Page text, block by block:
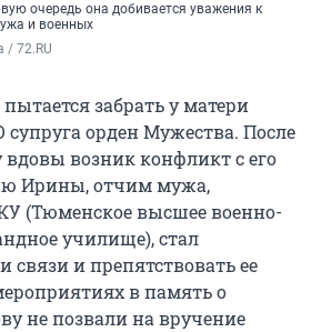
очередь она добивается уважения к
и военных
/ 72.RU
забрать у матери
орден Мужества. После
вдовы возник конфликт с его
Ирины, отчим мужа,
(Тюменское высшее военно-
училище), стал
связи и препятствовать ее
в память о
не позвали на вручение